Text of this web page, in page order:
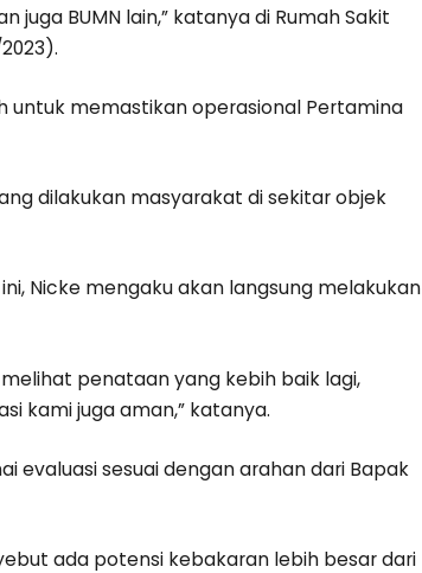
juga BUMN lain,” katanya di Rumah Sakit
untuk memastikan operasional Pertamina
dilakukan masyarakat di sekitar objek
Nicke mengaku akan langsung melakukan
penataan yang kebih baik lagi,
kami juga aman,” katanya.
evaluasi sesuai dengan arahan dari Bapak
ada potensi kebakaran lebih besar dari